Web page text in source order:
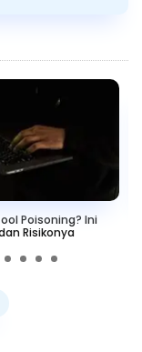
Poisoning? Ini
Risikonya